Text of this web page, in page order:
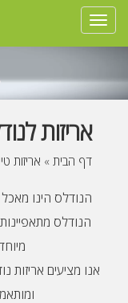
Toggle
navigation
אריזות
דף הבית» אריזות
הנודלס הינו מאכל
הנודלס
אנו מציעים אריזות